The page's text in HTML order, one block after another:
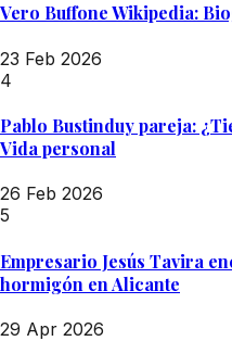
Vero Buffone Wikipedia:
23 Feb 2026
4
Pablo Bustinduy pareja:
Vida personal
26 Feb 2026
5
Empresario Jesús Tavira
hormigón en Alicante
29 Apr 2026